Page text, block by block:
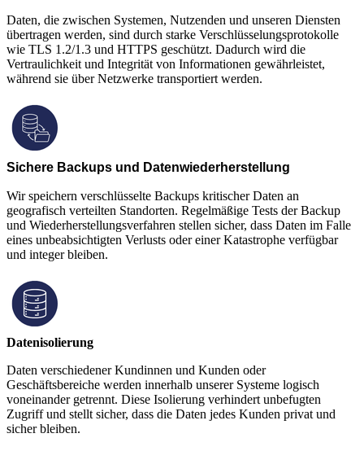
Daten, die zwischen Systemen, Nutzenden und unseren Diensten
übertragen werden, sind durch starke Verschlüsselungsprotokolle
wie TLS 1.2/1.3 und HTTPS geschützt. Dadurch wird die
Vertraulichkeit und Integrität von Informationen gewährleistet,
während sie über Netzwerke transportiert werden.
Sichere Backups und Datenwiederherstellung
Wir speichern verschlüsselte Backups kritischer Daten an
geografisch verteilten Standorten. Regelmäßige Tests der Backup
und Wiederherstellungsverfahren stellen sicher, dass Daten im Falle
eines unbeabsichtigten Verlusts oder einer Katastrophe verfügbar
und integer bleiben.
Datenisolierung
Daten verschiedener Kundinnen und Kunden oder
Geschäftsbereiche werden innerhalb unserer Systeme logisch
voneinander getrennt. Diese Isolierung verhindert unbefugten
Zugriff und stellt sicher, dass die Daten jedes Kunden privat und
sicher bleiben.